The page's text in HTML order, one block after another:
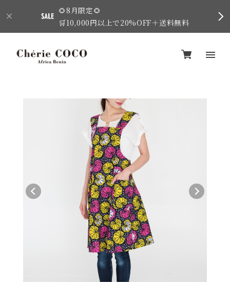
🌻8月限定🌻
🛒10,000円以上で20%OFF＋送料無料